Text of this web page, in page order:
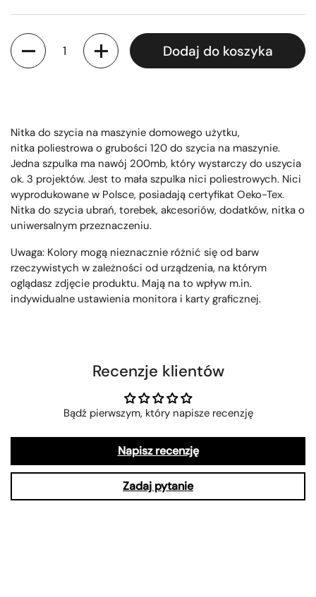
Ilość
Dodaj do koszyka
Nitka do szycia na maszynie domowego użytku,
nitka poliestrowa o grubości 120 do szycia na maszynie.
Jedna szpulka ma nawój 200mb, który wystarczy do uszycia
ok. 3 projektów. Jest to mała szpulka nici poliestrowych. Nici
wyprodukowane w Polsce, posiadają certyfikat Oeko-Tex.
Nitka do szycia ubrań, torebek, akcesoriów, dodatków, nitka o
uniwersalnym przeznaczeniu.
Uwaga: Kolory mogą nieznacznie różnić się od barw
rzeczywistych w zależności od urządzenia, na którym
oglądasz zdjęcie produktu. Mają na to wpływ m.in.
indywidualne ustawienia monitora i karty graficznej.
Recenzje klientów
Bądź pierwszym, który napisze recenzję
Napisz recenzję
Zadaj pytanie